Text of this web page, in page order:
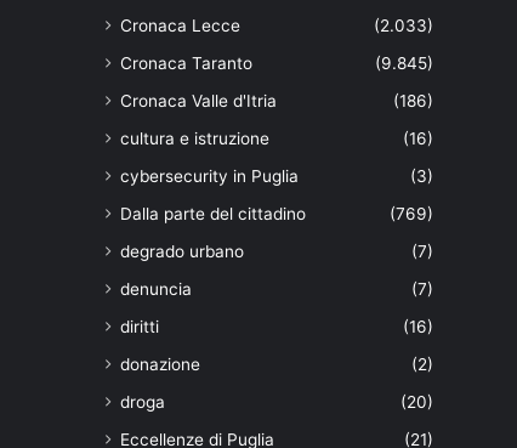
Cronaca Lecce
(2.033)
Cronaca Taranto
(9.845)
Cronaca Valle d'Itria
(186)
cultura e istruzione
(16)
cybersecurity in Puglia
(3)
Dalla parte del cittadino
(769)
degrado urbano
(7)
denuncia
(7)
diritti
(16)
donazione
(2)
droga
(20)
Eccellenze di Puglia
(21)